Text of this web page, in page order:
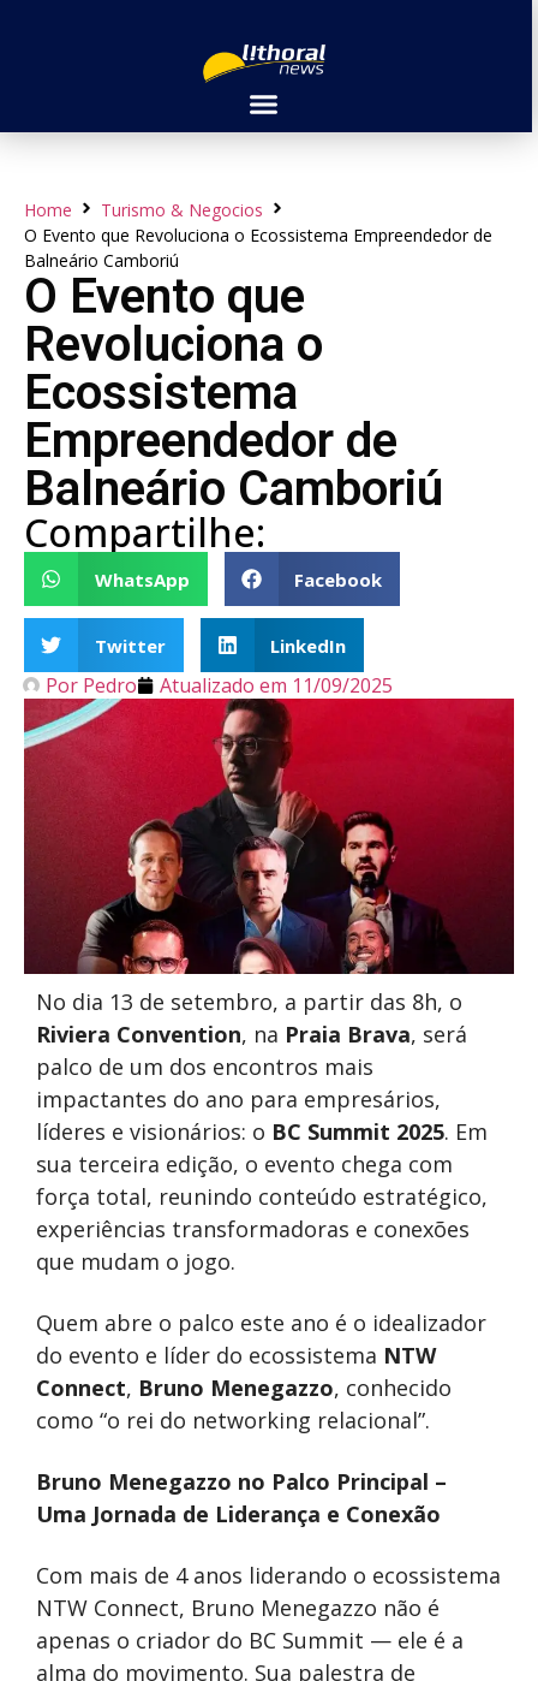
Home
Turismo & Negocios
O Evento que Revoluciona o Ecossistema Empreendedor de
Balneário Camboriú
O Evento que
Revoluciona o
Ecossistema
Empreendedor de
Balneário Camboriú
Compartilhe:
WhatsApp Facebook
Twitter LinkedIn
Por Pedro Atualizado em 11/09/2025
No dia 13 de setembro, a partir das 8h, o
Riviera Convention, na Praia Brava, será
palco de um dos encontros mais
impactantes do ano para empresários,
líderes e visionários: o BC Summit 2025. Em
sua terceira edição, o evento chega com
força total, reunindo conteúdo estratégico,
experiências transformadoras e conexões
que mudam o jogo.
Quem abre o palco este ano é o idealizador
do evento e líder do ecossistema NTW
Connect, Bruno Menegazzo, conhecido
como “o rei do networking relacional”.
Bruno Menegazzo no Palco Principal –
Uma Jornada de Liderança e Conexão
Com mais de 4 anos liderando o ecossistema
NTW Connect, Bruno Menegazzo não é
apenas o criador do BC Summit — ele é a
alma do movimento. Sua palestra de